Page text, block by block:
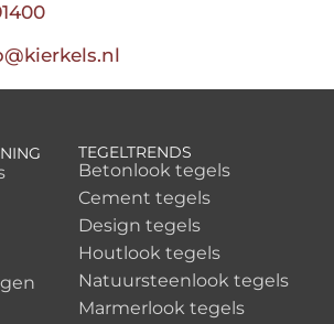
TEGELTRENDS
Betonlook tegels
Cement tegels
Design tegels
Houtlook tegels
Natuursteenlook tegels
Marmerlook tegels